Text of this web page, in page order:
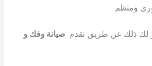
ومنظم
لك ذلك عن طريق تقدم صيانة وفك و